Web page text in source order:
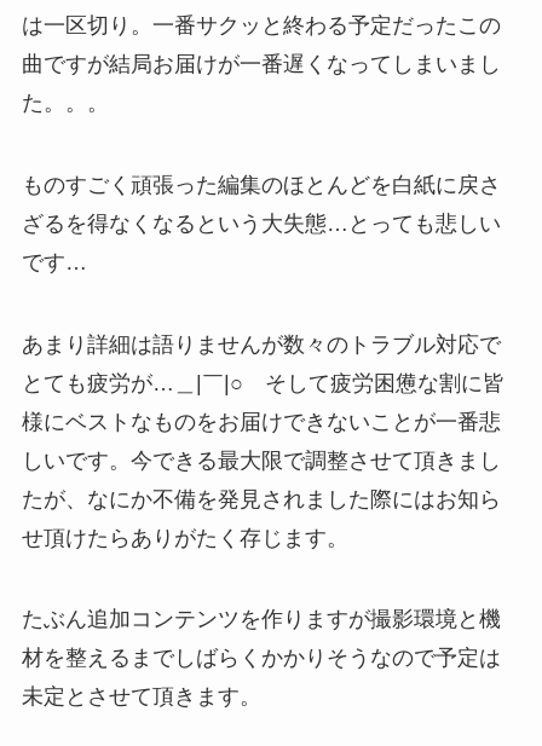
は一区切り。一番サクッと終わる予定だったこの
曲ですが結局お届けが一番遅くなってしまいまし
た。。。
ものすごく頑張った編集のほとんどを白紙に戻さ
ざるを得なくなるという大失態…とっても悲しい
です…
あまり詳細は語りませんが数々のトラブル対応で
とても疲労が…＿|￣|○ そして疲労困憊な割に皆
様にベストなものをお届けできないことが一番悲
しいです。今できる最大限で調整させて頂きまし
たが、なにか不備を発見されました際にはお知ら
せ頂けたらありがたく存じます。
たぶん追加コンテンツを作りますが撮影環境と機
材を整えるまでしばらくかかりそうなので予定は
未定とさせて頂きます。